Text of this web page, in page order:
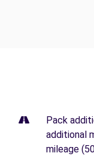
Pack
additional
mileage